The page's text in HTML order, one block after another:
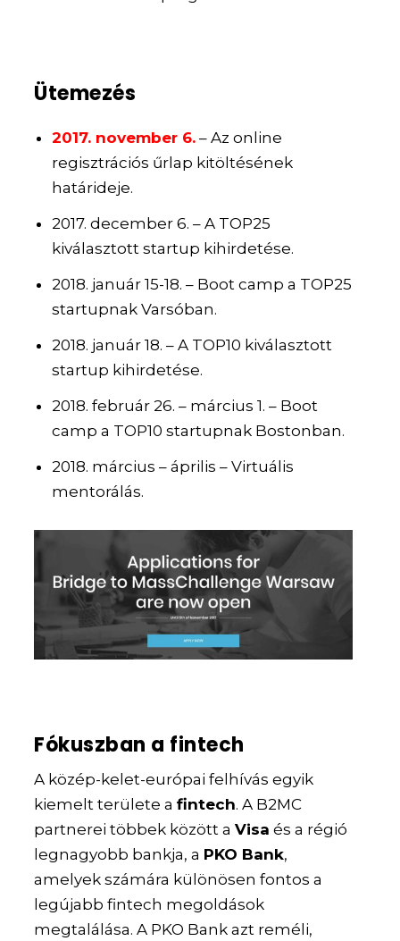
Ütemezés
2017. november 6.– Az online
regisztrációs űrlap kitöltésének
határideje.
2017. december 6. – A TOP25
kiválasztott startup kihirdetése.
2018. január 15-18. – Boot camp a TOP25
startupnak Varsóban.
2018. január 18. – A TOP10 kiválasztott
startup kihirdetése.
2018. február 26. – március 1. – Boot
camp a TOP10 startupnak Bostonban.
2018. március – április – Virtuális
mentorálás.
Fókuszban a fintech
A közép-kelet-európai felhívás egyik
kiemelt területe afintech. A B2MC
partnerei többek között aVisa és a régió
legnagyobb bankja, a PKO Bank,
amelyek számára különösen fontos a
legújabb fintech megoldások
megtalálása. A PKO Bank azt reméli,